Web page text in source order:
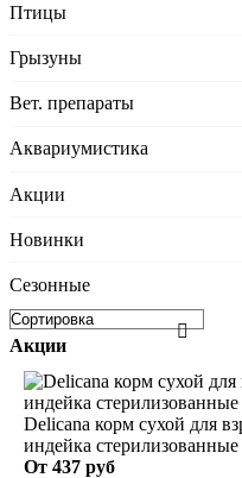
Птицы
Грызуны
Вет. препараты
Аквариумистика
Акции
Новинки
Сезонные
Акции
Delicana корм сухой для
индейка стерилизованные
От 437 руб